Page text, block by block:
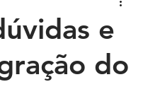
Federal
e
do